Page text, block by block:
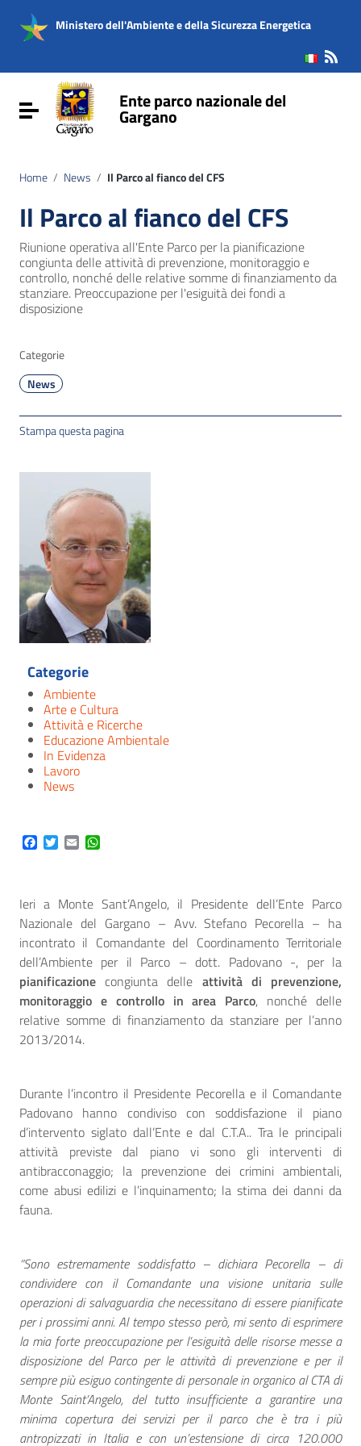
Vai al menu di navigazione
Vai al footer
Ministero dell'Ambiente e della Sicurezza Energetica
Attiva / disattiva la navigazioneEnte parco nazionale del
Gargano
Home / News / Il Parco al fianco del CFS
Il Parco al fianco del CFS
Riunione operativa all'Ente Parco per la pianificazione
congiunta delle attività di prevenzione, monitoraggio e
controllo, nonché delle relative somme di finanziamento da
stanziare. Preoccupazione per l'esiguità dei fondi a
disposizione
Categorie
News
Stampa questa pagina
Categorie
Ambiente
Arte e Cultura
Attività e Ricerche
Educazione Ambientale
In Evidenza
Lavoro
News
Facebook
Twitter
Email
Ieri a Monte Sant’Angelo, il Presidente dell’Ente Parco
Nazionale del Gargano – Avv. Stefano Pecorella – ha
incontrato il Comandante del Coordinamento Territoriale
dell’Ambiente per il Parco – dott. Padovano -, per la
pianificazione congiunta delle attività di prevenzione,
monitoraggio e controllo in area Parco, nonché delle
relative somme di finanziamento da stanziare per l’anno
2013/2014.
Durante l’incontro il Presidente Pecorella e il Comandante
Padovano hanno condiviso con soddisfazione il piano
d’intervento siglato dall’Ente e dal C.T.A.. Tra le principali
attività previste dal piano vi sono gli interventi di
antibracconaggio; la prevenzione dei crimini ambientali,
come abusi edilizi e l’inquinamento; la stima dei danni da
fauna.
“Sono estremamente soddisfatto – dichiara Pecorella – di
condividere con il Comandante una visione unitaria sulle
operazioni di salvaguardia che necessitano di essere pianificate
per i prossimi anni. Al tempo stesso però, mi sento di esprimere
la mia forte preoccupazione per l’esiguità delle risorse messe a
disposizione del Parco per le attività di prevenzione e per il
sempre più esiguo contingente di personale in organico al CTA di
Monte Saint’Angelo, del tutto insufficiente a garantire una
minima copertura dei servizi per il parco che è tra i più
antropizzati in Italia e con un’estensione di circa 120.000